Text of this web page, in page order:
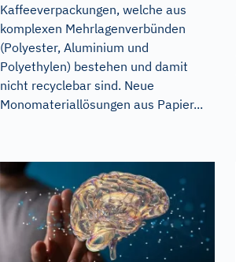
Kaffeeverpackungen, welche aus
komplexen Mehrlagenverbünden
(Polyester, Aluminium und
Polyethylen) bestehen und damit
nicht recyclebar sind. Neue
Monomateriallösungen aus Papier...